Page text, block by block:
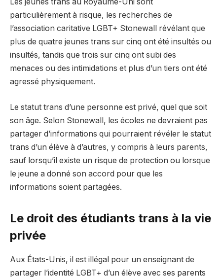
particulièrement à risque, les recherches de
l’association caritative LGBT+ Stonewall révélant que
plus de quatre jeunes trans sur cinq ont été insultés ou
insultés, tandis que trois sur cinq ont subi des
menaces ou des intimidations et plus d’un tiers ont été
agressé physiquement.
Le statut trans d’une personne est privé, quel que soit
son âge. Selon Stonewall, les écoles ne devraient pas
partager d’informations qui pourraient révéler le statut
trans d’un élève à d’autres, y compris à leurs parents,
sauf lorsqu’il existe un risque de protection ou lorsque
le jeune a donné son accord pour que les
informations soient partagées.
Le droit des étudiants trans à la vie
privée
Aux États-Unis, il est illégal pour un enseignant de
partager l’identité LGBT+ d’un élève avec ses parents